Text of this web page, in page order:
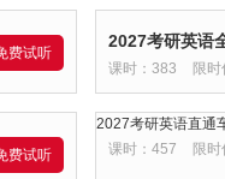
费试听
2027考研英语
课时：383 限
费试听
2027考研英语直通
课时：457
限